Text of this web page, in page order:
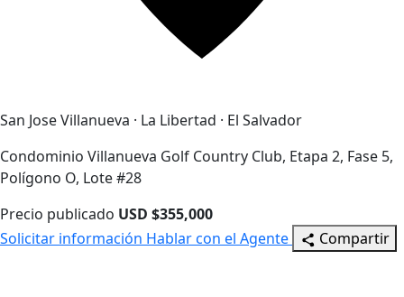
San Jose Villanueva · La Libertad · El Salvador
Condominio Villanueva Golf Country Club, Etapa 2, Fase 5,
Polígono O, Lote #28
Precio publicado USD $355,000
Solicitar información Hablar con el Agente Compartir